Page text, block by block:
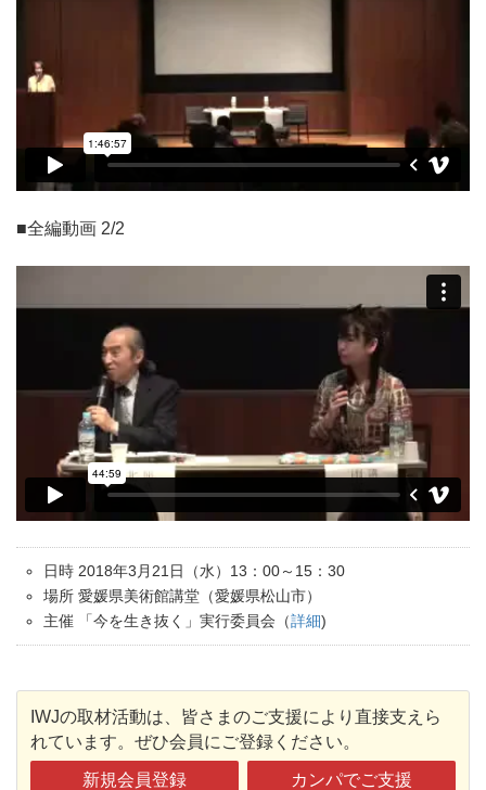
■全編動画 2/2
日時 2018年3月21日（水）13：00～15：30
場所 愛媛県美術館講堂（愛媛県松山市）
主催 「今を生き抜く」実行委員会（詳細)
IWJの取材活動は、皆さまのご支援により直接支えら
れています。ぜひ会員にご登録ください。
新規会員登録 カンパでご支援